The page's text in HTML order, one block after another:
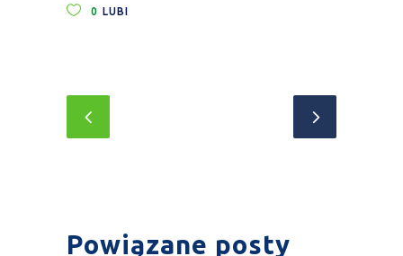
0 LUBI
Powiązane posty